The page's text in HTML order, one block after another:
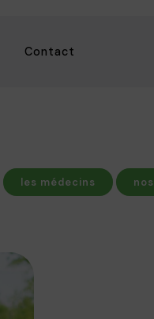
Contact
les médecins